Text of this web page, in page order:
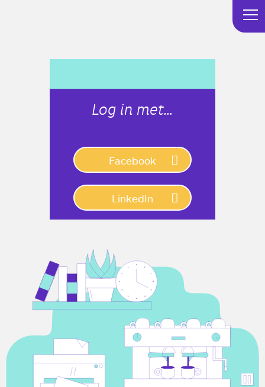
Log in met…
Facebook
LinkedIn